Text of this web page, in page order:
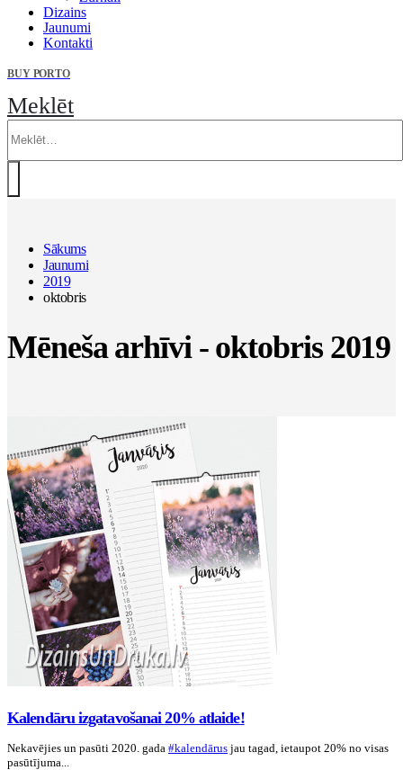
Dizains
Jaunumi
Kontakti
BUY PORTO
Meklēt
Sākums
Jaunumi
2019
oktobris
Mēneša arhīvi - oktobris 2019
Kalendāru izgatavošanai 20% atlaide!
Nekavējies un pasūti 2020. gada #kalendārus jau tagad, ietaupot 20% no visas
pasūtījuma...